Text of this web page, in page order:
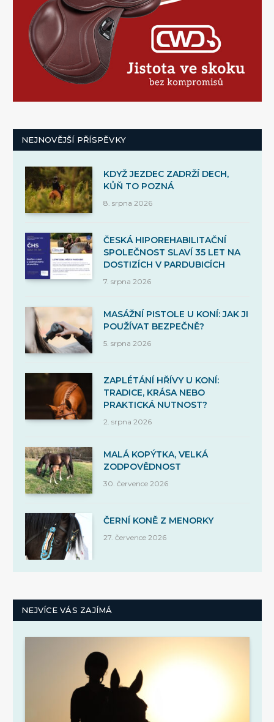
NEJNOVĚJŠÍ PŘÍSPĚVKY
KDYŽ JEZDEC ZADRŽÍ DECH,
KŮŇ TO POZNÁ
8. srpna 2026
ČESKÁ HIPOREHABILITAČNÍ
SPOLEČNOST SLAVÍ 35 LET NA
DOSTIZÍCH V PARDUBICÍCH
7. srpna 2026
MASÁŽNÍ PISTOLE U KONÍ: JAK JI
POUŽÍVAT BEZPEČNĚ?
5. srpna 2026
ZAPLÉTÁNÍ HŘÍVY U KONÍ:
TRADICE, KRÁSA NEBO
PRAKTICKÁ NUTNOST?
2. srpna 2026
MALÁ KOPÝTKA, VELKÁ
ZODPOVĚDNOST
30. července 2026
ČERNÍ KONĚ Z MENORKY
27. července 2026
NEJVÍCE VÁS ZAJÍMÁ